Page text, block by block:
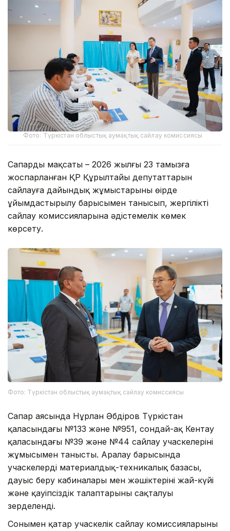
Фото: Түркістан облыстық аумақтық сайлау комиссиясы
Сапардың мақсаты – 2026 жылғы 23 тамызға
жоспарланған ҚР Құрылтайы депутаттарын
сайлауға дайындық жұмыстарының өңірде
ұйымдастырылу барысымен танысып, жергілікті
сайлау комиссияларына әдістемелік көмек
көрсету.
Фото: Түркістан облыстық аумақтық сайлау комиссиясы
Сапар аясында Нұрлан Әбдіров Түркістан
қаласындағы №133 және №951, сондай-ақ Кентау
қаласындағы №39 және №44 сайлау учаскелерінің
жұмысымен танысты. Аралау барысында
учаскелердің материалдық-техникалық базасы,
дауыс беру кабиналары мен жәшіктерінің жай-күйі
және қауіпсіздік талаптарының сақталуы
зерделенді.
Сонымен қатар учаскелік сайлау комиссияларының